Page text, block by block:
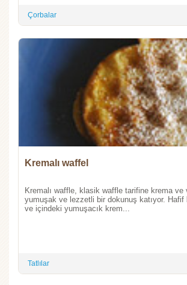
Çorbalar
Kremalı waffel
Kremalı waffle, klasik waffle tarifine krema ve
yumuşak ve lezzetli bir dokunuş katıyor. Hafif
ve içindeki yumuşacık krem...
Tatlılar